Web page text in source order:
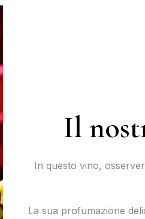
Il
In questo vino,
La sua profumazione